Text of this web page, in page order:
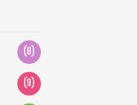
(8)
(9)